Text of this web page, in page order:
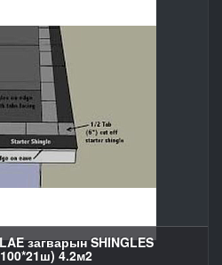
загварын SHINGLES
4.2м2